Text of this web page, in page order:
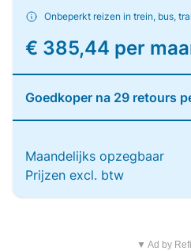
Onbeperkt reizen in trein, bus,
€ 385,44 per
Goedkoper na 29 retours
Maandelijks opzegbaar
Prijzen excl. btw
▼ Ad by